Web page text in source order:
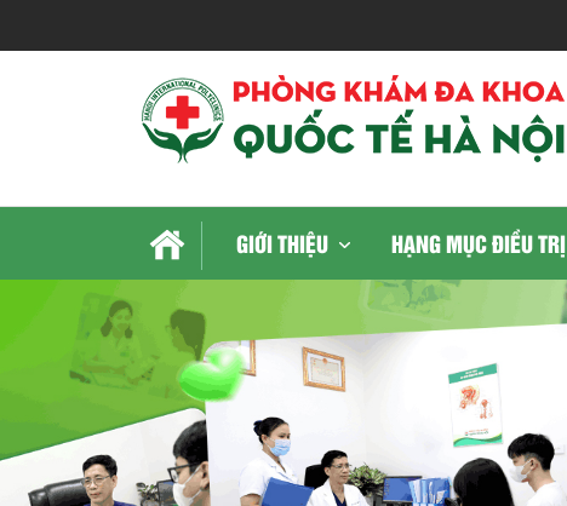
GIỚI THIỆU HẠNG MỤC ĐIỀU TRỊ